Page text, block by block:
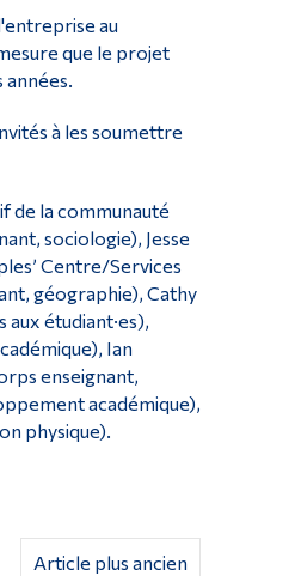
au
que le projet
à les soumettre
de la communauté
sociologie), Jesse
Centre/Services
géographie), Cathy
étudiant·es),
Ian
enseignant,
académique),
physique).
Article plus ancien